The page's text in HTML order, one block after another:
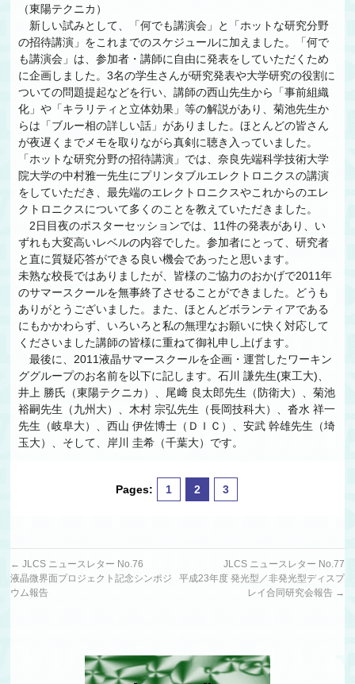
（東陽テクニカ）
新しい試みとして、「何でも講演会」と「ホットな研究分野
の招待講演」をこれまでのスケジュールに加えました。「何で
も講演会」は、参加者・講師に自由に発表をしていただくため
に企画しました。3名の学生さんが研究発表や大学研究の役割に
ついての問題提起などを行い、講師の西山先生から「事前組織
化」や「キラリティと立体効果」等の解説があり、菊池先生か
らは「ブルー相の詳しい話」がありました。ほとんどの皆さん
が夜遅くまでメモを取りながら真剣に聴き入っていました。
「ホットな研究分野の招待講演」では、奈良先端科学技術大学
院大学の中村雅一先生にプリンタブルエレクトロニクスの講演
をしていただき、最先端のエレクトロニクスやこれからのエレ
クトロニクスについて多くのことを教えていただきました。
2日目夜のポスターセッションでは、11件の発表があり、い
ずれも大変高いレベルの内容でした。参加者にとって、研究者
と直に質疑応答ができる良い機会であったと思います。
未熟な校長ではありましたが、皆様のご協力のおかげで2011年
のサマースクールを無事終了させることができました。どうも
ありがとうございました。また、ほとんどボランティアである
にもかかわらず、いろいろと私の無理なお願いに快く対応して
くださいました講師の皆様に重ねて御礼申し上げます。
最後に、2011液晶サマースクールを企画・運営したワーキン
ググループのお名前を以下に記します。石川 謙先生(東工大)、
井上 勝氏（東陽テクニカ）、尾﨑 良太郎先生（防衛大）、菊池
裕嗣先生（九州大）、木村 宗弘先生（長岡技科大）、沓水 祥一
先生（岐阜大）、西山 伊佐博士（ＤＩＣ）、安武 幹雄先生（埼
玉大）、そして、岸川 圭希（千葉大）です。
Pages: 1 2 3
← JLCS ニュースレター No.76
液晶微界面プロジェクト記念シンポジ
ウム報告
JLCS ニュースレター No.77
平成23年度 発光型／非発光型ディスプ
レイ合同研究会報告 →